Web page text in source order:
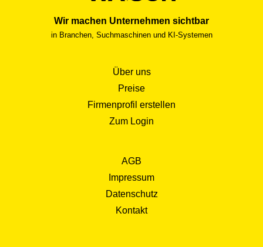
Wir machen Unternehmen sichtbar
in Branchen, Suchmaschinen und KI-Systemen
Über uns
Preise
Firmenprofil erstellen
Zum Login
AGB
Impressum
Datenschutz
Kontakt